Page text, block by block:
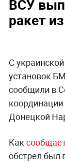
ВСУ
ракет
С
установок
сообщили в
Донецкой
Как
обстрел был